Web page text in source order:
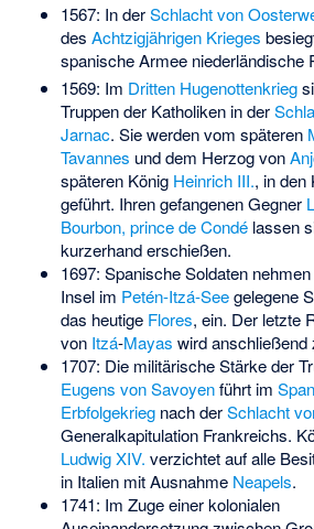
1567: In derSchlacht von
des Achtzigjährigen Krieges
spanische Armee niederländische
1569: Im Dritten Hugenottenkrieg
Truppen der Katholiken in der
Jarnac. Sie werden vom späteren
Tavannes und dem Herzog von
späteren König Heinrich III., in den
geführt. Ihren gefangenen Gegner
Bourbon, prince de Condélassen
kurzerhand erschießen.
1697: Spanische Soldaten
Insel im Petén-Itzá-Seegelegene
das heutige Flores, ein. Der letzte
von Itzá-Mayas wird anschließend
1707: Die militärische Stärke der
Eugens von Savoyenführt im
Erbfolgekriegnach derSchlacht
Generalkapitulation Frankreichs.
Ludwig XIV. verzichtet auf alle
in Italien mit Ausnahme Neapels.
1741: Im Zuge einer kolonialen